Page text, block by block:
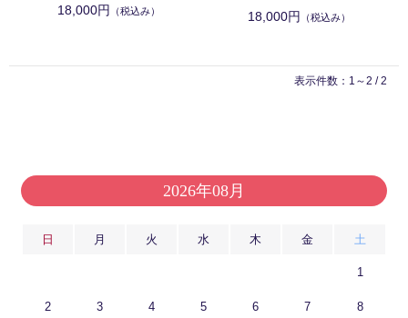
18,000円
（税込み）
18,000円
（税込み）
表示件数：1～2 / 2
2026年08月
日 月 火 水 木 金 土
1
2 3 4 5 6 7 8